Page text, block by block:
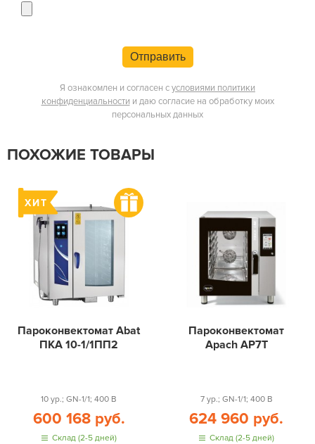
Отправить
Я ознакомлен и согласен сусловиями политики
конфиденциальности и даю согласие на обработку моих
персональных данных
ПОХОЖИЕ ТОВАРЫ
Пароконвектомат Abat
ПКА 10-1/1ПП2
10 ур.; GN-1/1; 400 В
600 168 руб.
Склад (2-5 дней)
Пароконвектомат
Apach AP7T
7 ур.; GN-1/1; 400 В
624 960 руб.
Склад (2-5 дней)